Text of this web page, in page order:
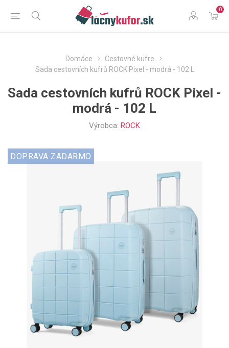
0
Domáce
Cestovné kufre
Sada cestovních kufrů ROCK Pixel - modrá - 102 L
Sada cestovních kufrů ROCK Pixel -
modrá - 102 L
Výrobca: ROCK
DOPRAVA ZADARMO